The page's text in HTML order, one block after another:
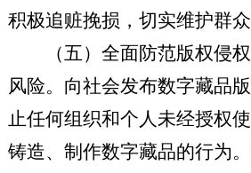
积极追赃挽损，切实维护群众
（五）全面防范版权侵
风险。 向社会发布数字藏品
止任何组织和个人未经授权
铸造、制作数字藏品的行为